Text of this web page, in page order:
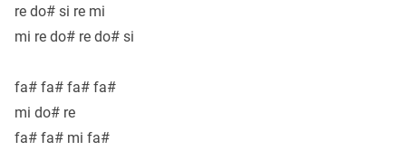
re do# si re mi
mi re do# re do# si
fa# fa# fa# fa#
mi do# re
fa# fa# mi fa#